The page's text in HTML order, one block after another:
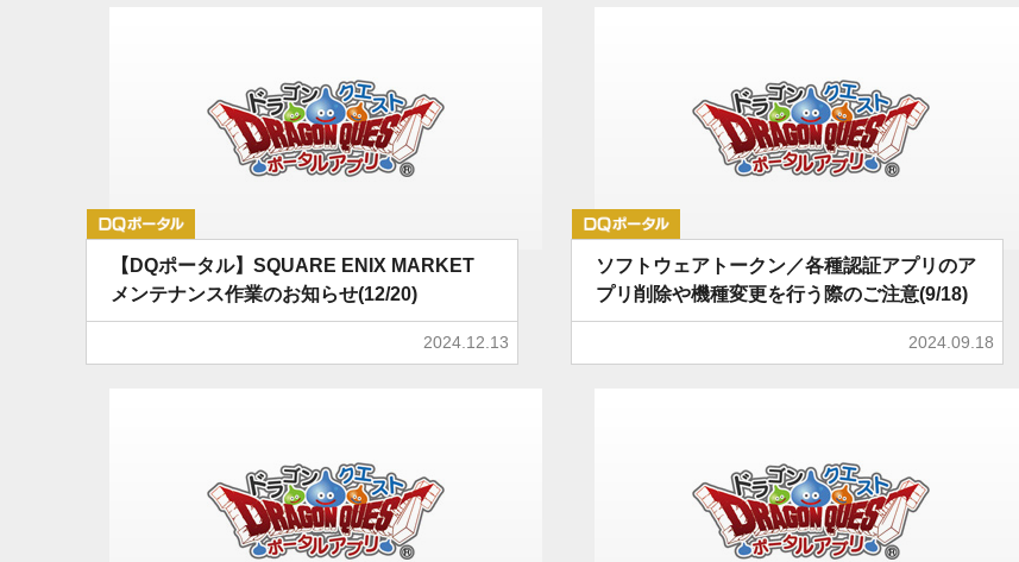
【DQポータル】SQUARE ENIX MARKET
メンテナンス作業のお知らせ(12/20)
2024.12.13
ソフトウェアトークン／各種認証アプリのア
プリ削除や機種変更を行う際のご注意(9/18)
2024.09.18